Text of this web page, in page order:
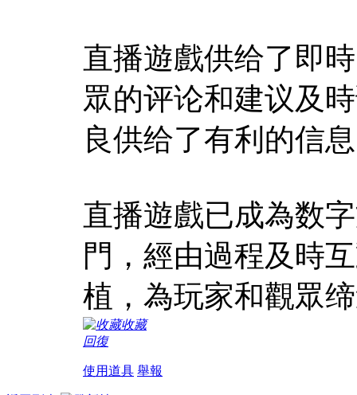
直播遊戲供给了即
眾的评论和建议及
良供给了有利的信
直播遊戲已成為数
門，經由過程及時
植，為玩家和觀眾
收藏
回復
使用道具 舉報